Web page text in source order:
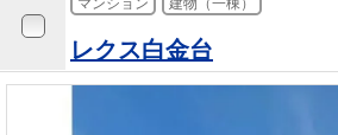
マンション 建物（一棟）
レクス白金台